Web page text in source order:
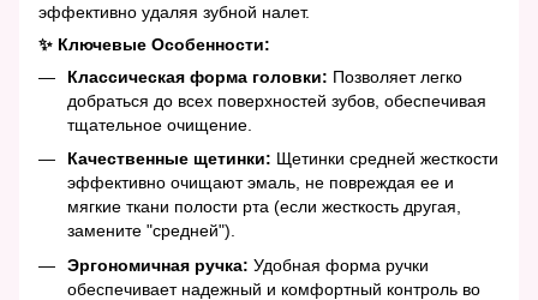
эффективно удаляя зубной налет.
✨ Ключевые Особенности:
Классическая форма головки: Позволяет легко
добраться до всех поверхностей зубов, обеспечивая
тщательное очищение.
Качественные щетинки: Щетинки средней жесткости
эффективно очищают эмаль, не повреждая ее и
мягкие ткани полости рта (если жесткость другая,
замените "средней").
Эргономичная ручка: Удобная форма ручки
обеспечивает надежный и комфортный контроль во